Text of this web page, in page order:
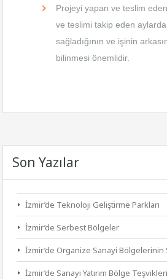
Projeyi yapan ve teslim
ve teslimi takip eden
sağladığının ve işinin
bilinmesi önemlidir.
Son Yazılar
İzmir’de Teknoloji Geliştirme Parkları
İzmir’de Serbest Bölgeler
İzmir’de Organize Sanayi
İzmir’de Sanayi Yatırım Bölge Teşvikleri